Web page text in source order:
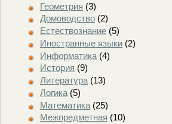
Геометрия (3)
Домоводство(2)
Естествознание(5)
Иностранные языки(2)
Информатика(4)
История (9)
Литература(13)
Логика(5)
Математика(25)
Межпредметная (10)